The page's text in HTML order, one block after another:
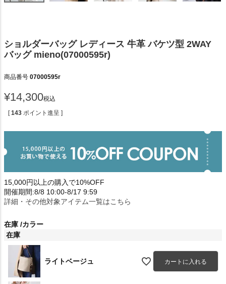
ショルダーバッグ レディース 牛革 バケツ型 2WAY
バッグ mieno(07000595r)
商品番号 07000595r
¥14,300税込
[ 143 ポイント進呈 ]
15,000円以上の購入で10%OFF
開催期間:8/8 10:00-8/17 9:59
詳細・その他対象アイテム一覧はこちら
在庫 カラー
在庫
ライトベージュ カートに入れる